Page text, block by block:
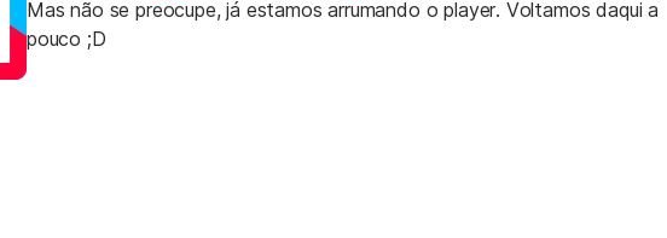
Mas não se preocupe, já estamos arrumando o player. Voltamos daqui a
pouco ;D